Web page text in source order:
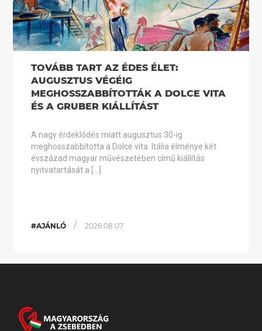
TOVÁBB TART AZ ÉDES ÉLET:
AUGUSZTUS VÉGÉIG
MEGHOSSZABBÍTOTTÁK A DOLCE VITA
ÉS A GRUBER KIÁLLÍTÁST
A nagy érdeklődés miatt augusztus 30-ig
meghosszabbította a Dolce vita. Itália élménye két
évszázad magyar művészetében című kiállítás
nyitvatartását a […]
#AJÁNLÓ / 2026.08.07.